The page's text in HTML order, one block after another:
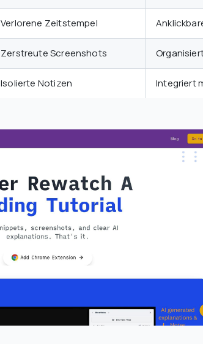
Verlorene Zeitstempel
Zerstreute Screenshots
Isolierte Notizen Integriert